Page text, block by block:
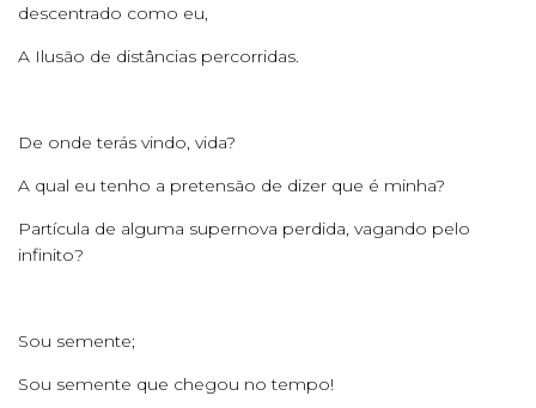
descentrado como eu,
A Ilusão de distâncias percorridas.
De onde terás vindo, vida?
A qual eu tenho a pretensão de dizer que é minha?
Partícula de alguma supernova perdida, vagando pelo
infinito?
Sou semente;
Sou semente que chegou no tempo!